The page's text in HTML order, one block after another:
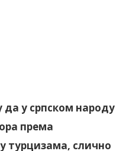
да у српском народу
према
турцизама, слично